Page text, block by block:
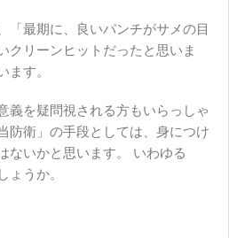
「最期に、良いパンチがサメの目
クリーンヒットだったと思いま
ます。
義を疑問視される方もいらっしゃ
防衛」の手段としては、身につけ
ないかと思います。 いわゆる
ょうか。